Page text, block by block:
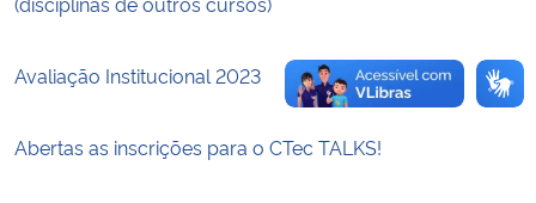
Banco Central do Brasil
Planalto
Avaliação Institucional 2023
Abertas as inscrições para o CTec TALKS!